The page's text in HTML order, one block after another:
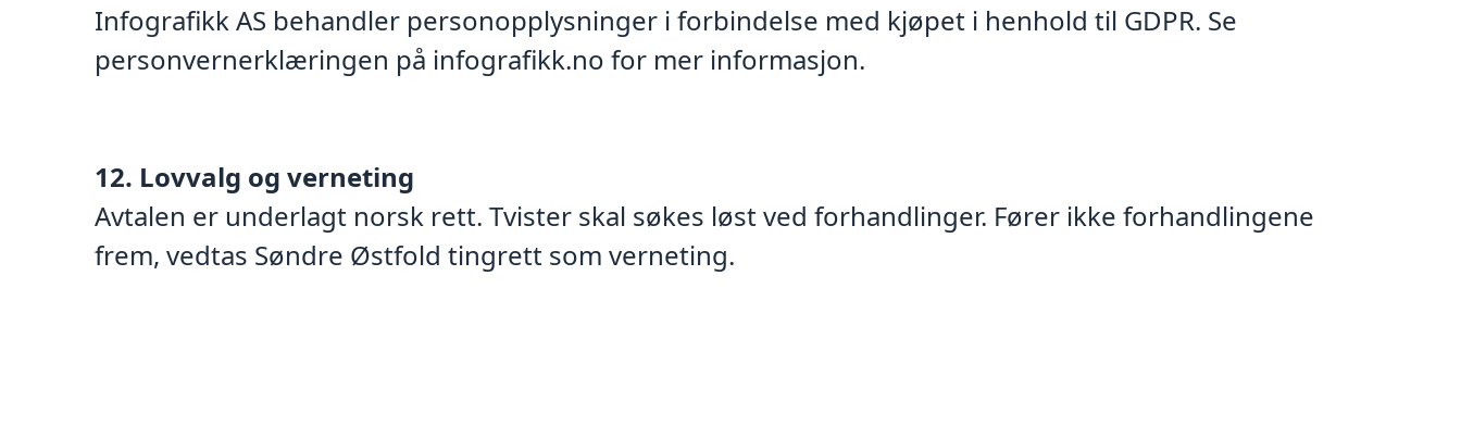
Infografikk AS behandler personopplysninger i forbindelse med kjøpet i henhold til GDPR. Se
personvernerklæringen på infografikk.no for mer informasjon.
12. Lovvalg og verneting
Avtalen er underlagt norsk rett. Tvister skal søkes løst ved forhandlinger. Fører ikke forhandlingene
frem, vedtas Søndre Østfold tingrett som verneting.